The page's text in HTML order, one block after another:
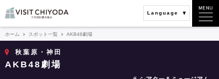
Language
ホーム スポット一覧 AKB48劇場
秋葉原・神田
AKB48劇場